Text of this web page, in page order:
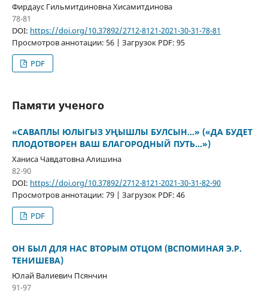
Фирдаус Гильмитдиновна Хисамитдинова
78-81
DOI: https://doi.org/10.37892/2712-8121-2021-30-31-78-81
Просмотров аннотации: 56 | Загрузок PDF: 95
PDF
Памяти ученого
«САВАПЛЫ ЮЛЫГЫЗ УҢЫШЛЫ БУЛСЫН...» («ДА БУДЕТ
ПЛОДОТВОРЕН ВАШ БЛАГОРОДНЫЙ ПУТЬ…»)
Ханиса Чавдатовна Алишина
82-90
DOI: https://doi.org/10.37892/2712-8121-2021-30-31-82-90
Просмотров аннотации: 79 | Загрузок PDF: 46
PDF
ОН БЫЛ ДЛЯ НАС ВТОРЫМ ОТЦОМ (ВСПОМИНАЯ Э.Р.
ТЕНИШЕВА)
Юлай Валиевич Псянчин
91-97